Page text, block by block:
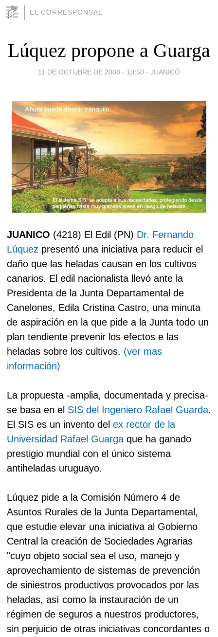
EL CORRESPONSAL
Lúquez propone a Guarga
11 DE OCTUBRE DE 2008 - 10:50 - JUANICÓ
JUANICO (4218) El Edil (PN) Dr. Fernando
Lúquez presentó una iniciativa para reducir el
daño que las heladas causan en los cultivos
canarios. El edil nacionalista llevó ante la
Presidenta de la Junta Departamental de
Canelones, Edila Cristina Castro, una minuta
de aspiración en la que pide a la Junta todo un
plan tendiente prevenir los efectos e las
heladas sobre los cultivos. (ver mas
información)
La propuesta -amplia, documentada y precisa-
se basa en el SIS del Ingeniero Rafael Guarda.
El SIS es un invento del ex rector de la
Universidad Rafael Guarga que ha ganado
prestigio mundial con el único sistema
antiheladas uruguayo.
Lúquez pide a la Comisión Número 4 de
Asuntos Rurales de la Junta Departamental,
que estudie elevar una iniciativa al Gobierno
Central la creación de Sociedades Agrarias
"cuyo objeto social sea el uso, manejo y
aprovechamiento de sistemas de prevención
de siniestros productivos provocados por las
heladas, así como la instauración de un
régimen de seguros a nuestros productores,
sin perjuicio de otras iniciativas concordantes o